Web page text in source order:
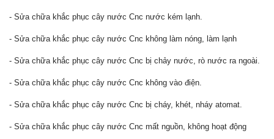
- Sửa chữa khắc phục cây nước Cnc nước kém lạnh.
- Sửa chữa khắc phục cây nước Cnc không làm nóng, làm lạnh
- Sửa chữa khắc phục cây nước Cnc bị chảy nước, rò nước ra ngoài.
- Sửa chữa khắc phục cây nước Cnc không vào điện.
- Sửa chữa khắc phục cây nước Cnc bị cháy, khét, nháy atomat.
- Sửa chữa khắc phục cây nước Cnc mất nguồn, không hoạt động